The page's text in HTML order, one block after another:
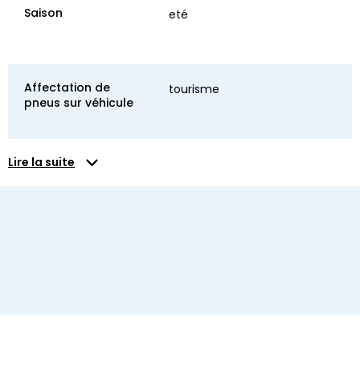
Saison eté
Affectation de
pneus sur véhicule
tourisme
Lire la suite